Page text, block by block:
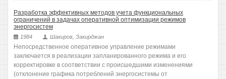
Разработка эффективных методов учета функциональных
ограничений в задачах оперативной оптимизации режимов
энергосистем
1984 Шакиров, Закирджан
Непосредственное оперативное управление режимами
заключается в реализации запланированного режима и его
корректировке в соответствии с происшедшими изменениями
(отклонение графика потреблений энергосистемы от